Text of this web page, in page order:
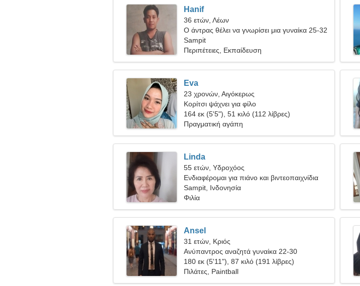
Hanif
36 ετών, Λέων
Ο άντρας θέλει να γνωρίσει μια γυναίκα 25-32
Sampit
Περιπέτειες, Εκπαίδευση
Eva
23 χρονών, Αιγόκερως
Κορίτσι ψάχνει για φίλο
164 εκ (5'5"), 51 κιλό (112 λίβρες)
Πραγματική αγάπη
Linda
55 ετών, Υδροχόος
Ενδιαφέρομαι για πιάνο και βιντεοπαιχνίδια
Sampit, Ινδονησία
Φιλία
Ansel
31 ετών, Κριός
Ανύπαντρος αναζητά γυναίκα 22-30
180 εκ (5'11"), 87 κιλό (191 λίβρες)
Πιλάτες, Paintball